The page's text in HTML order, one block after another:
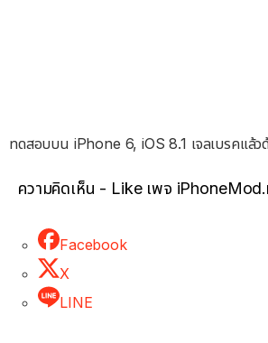
ทดสอบบน iPhone 6, iOS 8.1 เจลเบรคแล้ว
ความคิดเห็น - Like เพจ
Facebook
X
LINE